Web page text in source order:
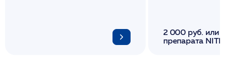
2 000 руб. или
препарата